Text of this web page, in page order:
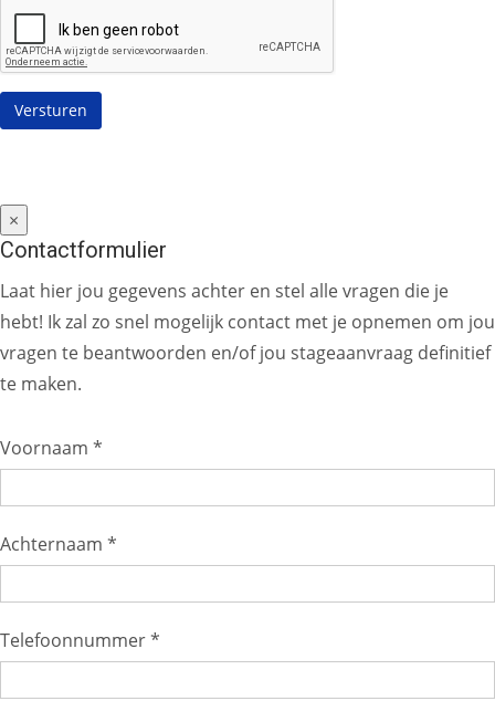
×
Contactformulier
Laat hier jou gegevens achter en stel alle vragen die je
hebt! Ik zal zo snel mogelijk contact met je opnemen om jou
vragen te beantwoorden en/of jou stageaanvraag definitief
te maken.
Voornaam *
Achternaam *
Telefoonnummer *